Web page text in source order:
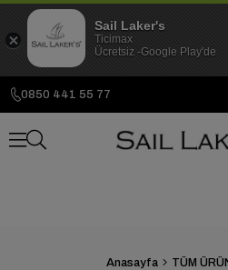
0850 441 55 77
Anasayfa TÜM
Sail Laker's
Ticimax
Ücretsiz -Google Play'de